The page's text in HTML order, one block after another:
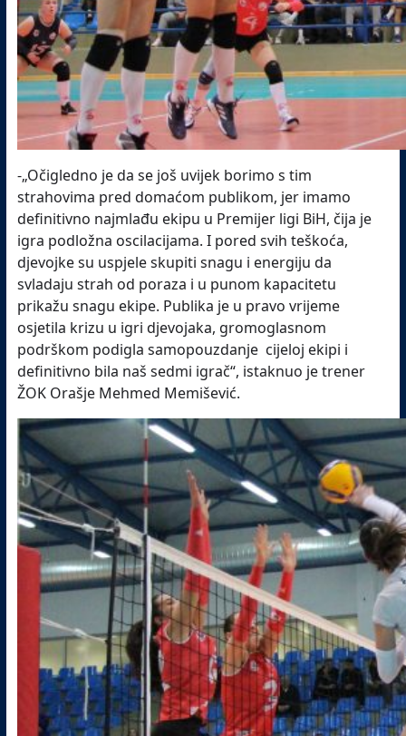
-„Očigledno je da se još uvijek borimo s tim
strahovima pred domaćom publikom, jer imamo
definitivno najmlađu ekipu u Premijer ligi BiH, čija je
igra podložna oscilacijama. I pored svih teškoća,
djevojke su uspjele skupiti snagu i energiju da
svladaju strah od poraza i u punom kapacitetu
prikažu snagu ekipe. Publika je u pravo vrijeme
osjetila krizu u igri djevojaka, gromoglasnom
podrškom podigla samopouzdanje cijeloj ekipi i
definitivno bila naš sedmi igrač“, istaknuo je trener
ŽOK Orašje Mehmed Memišević.